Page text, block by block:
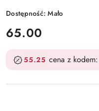
Dostępność:Mało
cena:
65.00
55.25 cena z kodem: